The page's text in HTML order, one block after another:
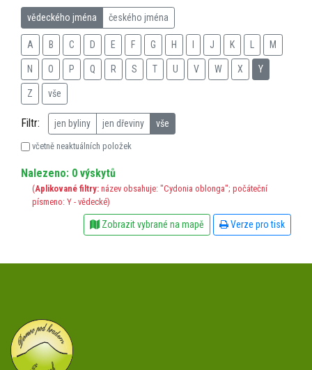
vědeckého jména českého jména
A B C D E F G H J K M
N O P Q R S T U V W X Y
Z vše
Filtr: jen byliny jen dřeviny vše
včetně neaktuálních položek
Nalezeno: 0 výskytů
(Aplikované filtry: název obsahuje: "Cydonia oblonga"; počáteční
písmeno: Y - vědecké)
Zobrazit vybrané na mapě Verze pro tisk